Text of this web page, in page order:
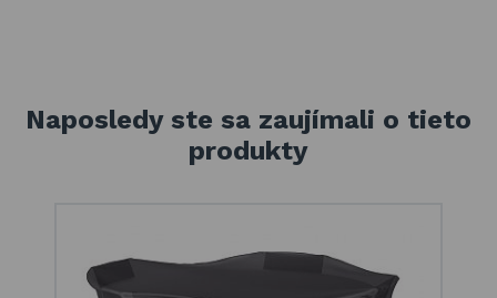
Naposledy ste sa zaujímali o tieto
produkty